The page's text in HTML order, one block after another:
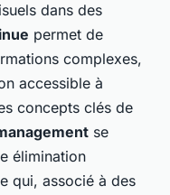
dans des
permet de
complexes,
accessible à
concepts clés de
se
élimination
qui, associé à des